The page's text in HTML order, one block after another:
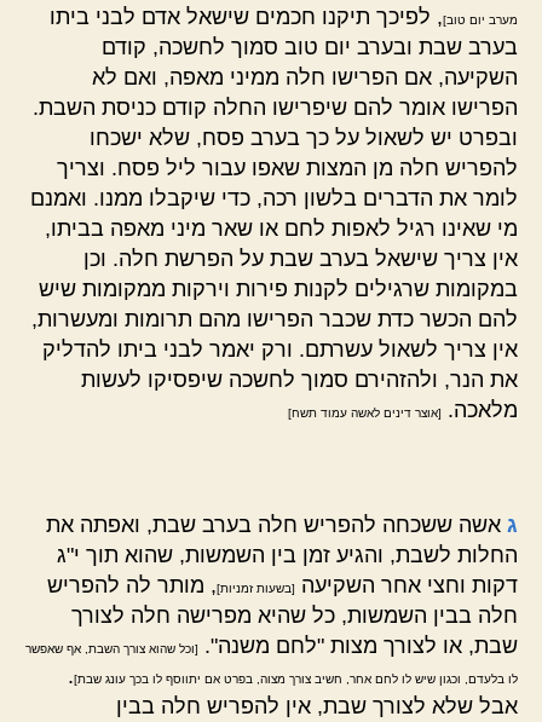
מערב יום טוב], לפיכך תיקנו חכמים שישאל אדם לבני ביתו
בערב שבת ובערב יום טוב סמוך לחשכה, קודם
השקיעה, אם הפרישו חלה ממיני מאפה, ואם לא
הפרישו אומר להם שיפרישו החלה קודם כניסת השבת.
ובפרט יש לשאול על כך בערב פסח, שלא ישכחו
להפריש חלה מן המצות שאפו עבור ליל פסח. וצריך
לומר את הדברים בלשון רכה, כדי שיקבלו ממנו. ואמנם
מי שאינו רגיל לאפות לחם או שאר מיני מאפה בביתו,
אין צריך שישאל בערב שבת על הפרשת חלה. וכן
במקומות שרגילים לקנות פירות וירקות ממקומות שיש
להם הכשר כדת שכבר הפרישו מהם תרומות ומעשרות,
אין צריך לשאול עשרתם. ורק יאמר לבני ביתו להדליק
את הנר, ולהזהירם סמוך לחשכה שיפסיקו לעשות
מלאכה.
[אוצר דינים לאשה עמוד תשח]
ג אשה ששכחה להפריש חלה בערב שבת, ואפתה את
החלות לשבת, והגיע זמן בין השמשות, שהוא תוך י"ג
דקות וחצי אחר השקיעה
[בשעות זמניות], מותר לה להפריש
חלה בבין השמשות, כל שהיא מפרישה חלה לצורך
שבת, או לצורך מצות "לחם משנה".
[וכל שהוא צורך השבת, אף שאפשר
לו בלעדם, וכגון שיש לו לחם אחר, חשיב צורך מצוה, בפרט אם יתווסף לו בכך עונג שבת].
אבל שלא לצורך שבת, אין להפריש חלה בבין